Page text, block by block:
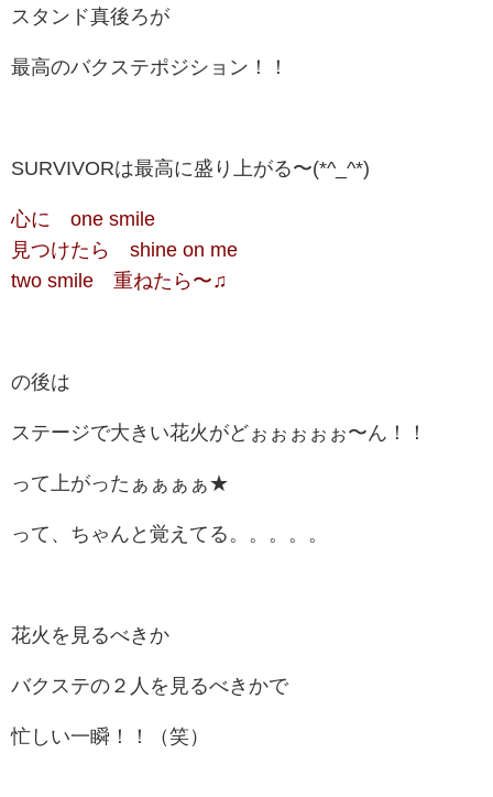
スタンド真後ろが
最高のバクステポジション！！
SURVIVORは最高に盛り上がる〜(*^_^*)
心に one smile
見つけたら shine on me
two smile 重ねたら〜♫
の後は
ステージで大きい花火がどぉぉぉぉぉ〜ん！！
って上がったぁぁぁぁ★
って、ちゃんと覚えてる。。。。。
花火を見るべきか
バクステの２人を見るべきかで
忙しい一瞬！！（笑）